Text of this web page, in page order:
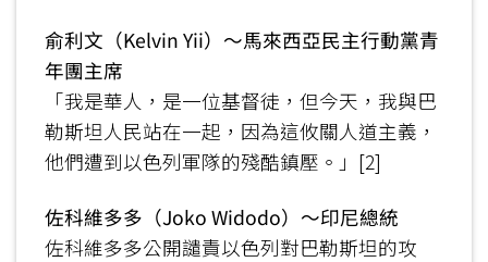
俞利文（Kelvin Yii）～馬來西亞民主行動黨青
年團主席
「我是華人，是一位基督徒，但今天，我與巴
勒斯坦人民站在一起，因為這攸關人道主義，
他們遭到以色列軍隊的殘酷鎮壓。」[2]
佐科維多多（Joko Widodo）～印尼總統
佐科維多多公開譴責以色列對巴勒斯坦的攻